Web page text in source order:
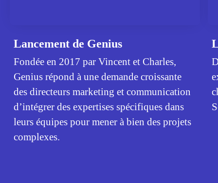
Lancement de Genius
Fondée en 2017 par Vincent et Charles,
Genius répond à une demande croissante
des directeurs marketing et communication
d’intégrer des expertises spécifiques dans
leurs équipes pour mener à bien des projets
complexes.